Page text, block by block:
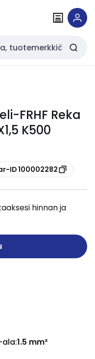
FRHF Reka
K500
ID 100002282
hinnan ja
ala:1.5 mm²